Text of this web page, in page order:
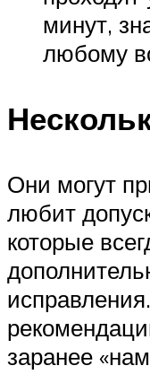
минут,
любому
Они могут
любит
которые
заранее